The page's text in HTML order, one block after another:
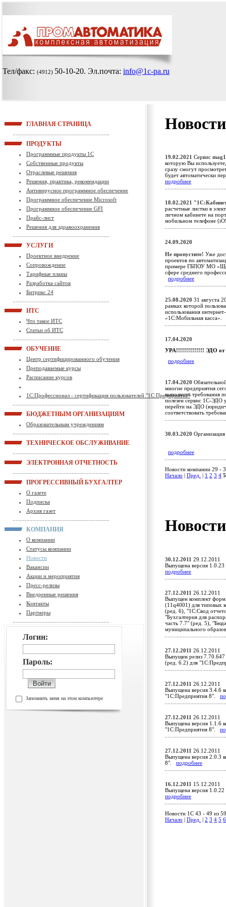
Тел/факс: (4912) 50-10-20. Эл.почта: info@1c-pa.ru
ГЛАВНАЯ СТРАНИЦА
ПРОДУКТЫ
Программные продукты 1С
Собственные продукты
Отраслевые решения
Решения, практика, рекомендации
Антивирусное программное обеспечение
Программное обеспечение Microsoft
Программное обеспечение GFI
Прайс-лист
Решения для здравоохранения
УСЛУГИ
Проектное внедрение
Сопровождение
Тарифные планы
Разработка сайтов
Битрикс 24
ИТС
Что такое ИТС
Статьи об ИТС
ОБУЧЕНИЕ
Центр сертифицированного обучения
Преподаваемые курсы
Расписание курсов
1С:Профессионал - сертификация пользователей "1С:Предприятие"
БЮДЖЕТНЫМ ОРГАНИЗАЦИЯМ
Образовательным учреждениям
ТЕХНИЧЕСКОЕ ОБСЛУЖИВАНИЕ
ЭЛЕКТРОННАЯ ОТЧЕТНОСТЬ
ПРОГРЕССИВНЫЙ БУХГАЛТЕР
О газете
Подписка
Архив газет
КОМПАНИЯ
О компании
Статусы компании
Новости
Вакансии
Акции и мероприятия
Пресс-релизы
Внедренные решения
Контакты
Партнеры
Логин:
Пароль:
Запомнить меня на этом компьютере
19.02.2021 Сервис
которую Вы
сразу смогут
будет автоматически
подробнее
18.02.2021
расчетные листки в
личном кабинете на
мобильном телефоне
24.09.2020
Не пропустите! Уже
проектов по
примере ГБПОУ МО
сфере среднего
подробнее
25.08.2020 31 августа
рамках которой
использования
«1С:Мобильная касса».
17.04.2020
УРА!!!!!!!!!!!!!! ЭДО
подробнее
17.04.2020
многие предприятия
выполнить требования
полезен сервис 1С-ЭДО
перейти на ЭДО
соответствовать
30.03.2020
подробнее
Новости компании 29 -
Начало | Пред. | 1 2 3 4 5
30.12.2011 29.12.2011
Выпущена версия
подробнее
27.12.2011 26.12.2011
Выпущен комплект форм
(11q4001) для типовых
(ред. 6), "1С:Свод
"Бухгалтерия для
часть 7.7" (ред. 5),
муниципального
27.12.2011 26.12.2011
Выпущен релиз
(ред. 6.2) для
27.12.2011 26.12.2011
Выпущена версия 3.4.6
"1С:Предприятия 8".
27.12.2011 26.12.2011
Выпущена версия 1.1.6
"1С:Предприятия 8".
27.12.2011 26.12.2011
Выпущена версия 2.0.3
8". подробнее
16.12.2011 15.12.2011
Выпущена версия
подробнее
Новости 1C 43 - 49 из
Начало | Пред. | 2 3 4 5 6